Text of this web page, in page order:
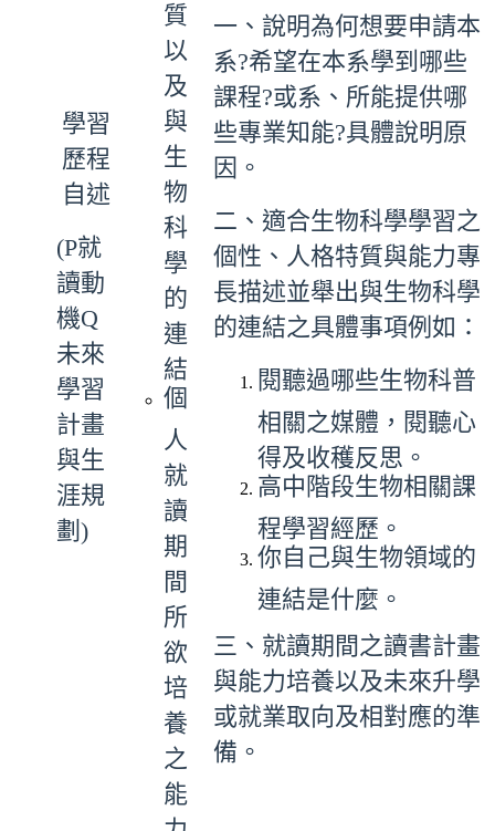
學習
歷程
自述
(P就
讀動
機Q
未來
學習
計畫
與生
涯規
劃)
質
以
及
與
生
物
科
學
的
連
結
個
人
就
讀
期
間
所
欲
培
養
之
能
力
一、說明為何想要申請本
系?希望在本系學到哪些
課程?或系、所能提供哪
些專業知能?具體說明原
因。
二、適合生物科學學習之
個性、人格特質與能力專
長描述並舉出與生物科學
的連結之具體事項例如：
閱聽過哪些生物科普
相關之媒體，閱聽心
得及收穫反思。
高中階段生物相關課
程學習經歷。
你自己與生物領域的
連結是什麼。
三、就讀期間之讀書計畫
與能力培養以及未來升學
或就業取向及相對應的準
備。